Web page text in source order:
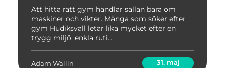
Att hitta rätt gym handlar sällan bara om
maskiner och vikter. Många som söker efter
gym Hudiksvall letar lika mycket efter en
trygg miljö, enkla ruti...
Adam Wallin 31. maj